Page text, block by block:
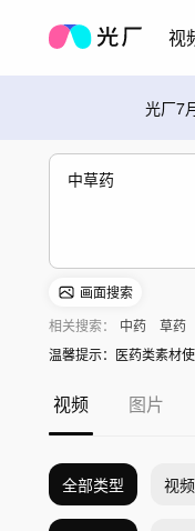
视
光厂7
画面搜索
相关搜索：
中药 草药
温馨提示：医药类素材
视频 图片
全部类型 视